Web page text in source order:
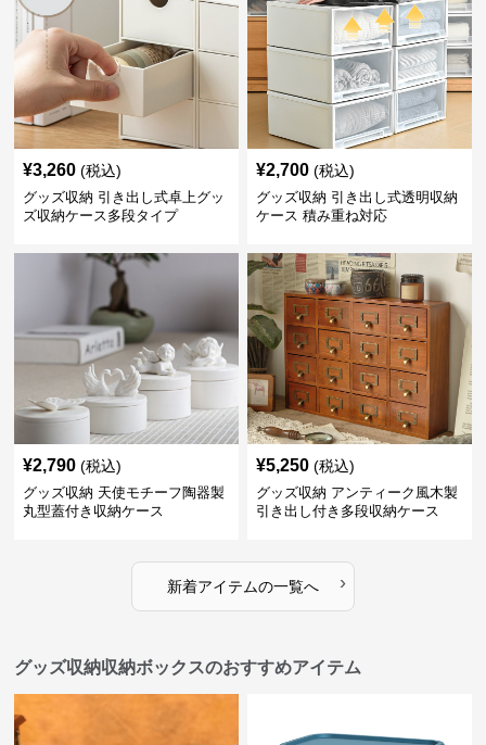
¥3,260 (税込)
グッズ収納 引き出し式卓上グッ
ズ収納ケース多段タイプ
¥2,700 (税込)
グッズ収納 引き出し式透明収納
ケース 積み重ね対応
¥2,790 (税込)
グッズ収納 天使モチーフ陶器製
丸型蓋付き収納ケース
¥5,250 (税込)
グッズ収納 アンティーク風木製
引き出し付き多段収納ケース
新着アイテムの一覧へ ›
グッズ収納収納ボックスのおすすめアイテム